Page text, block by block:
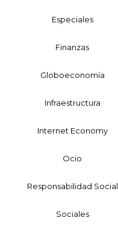
Especiales
Finanzas
Globoeconomía
Infraestructura
Internet Economy
Ocio
Responsabilidad Social
Sociales